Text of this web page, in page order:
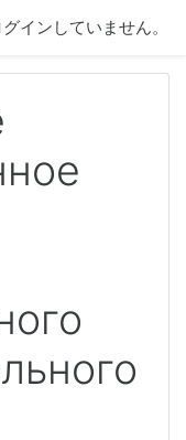
インしていません。